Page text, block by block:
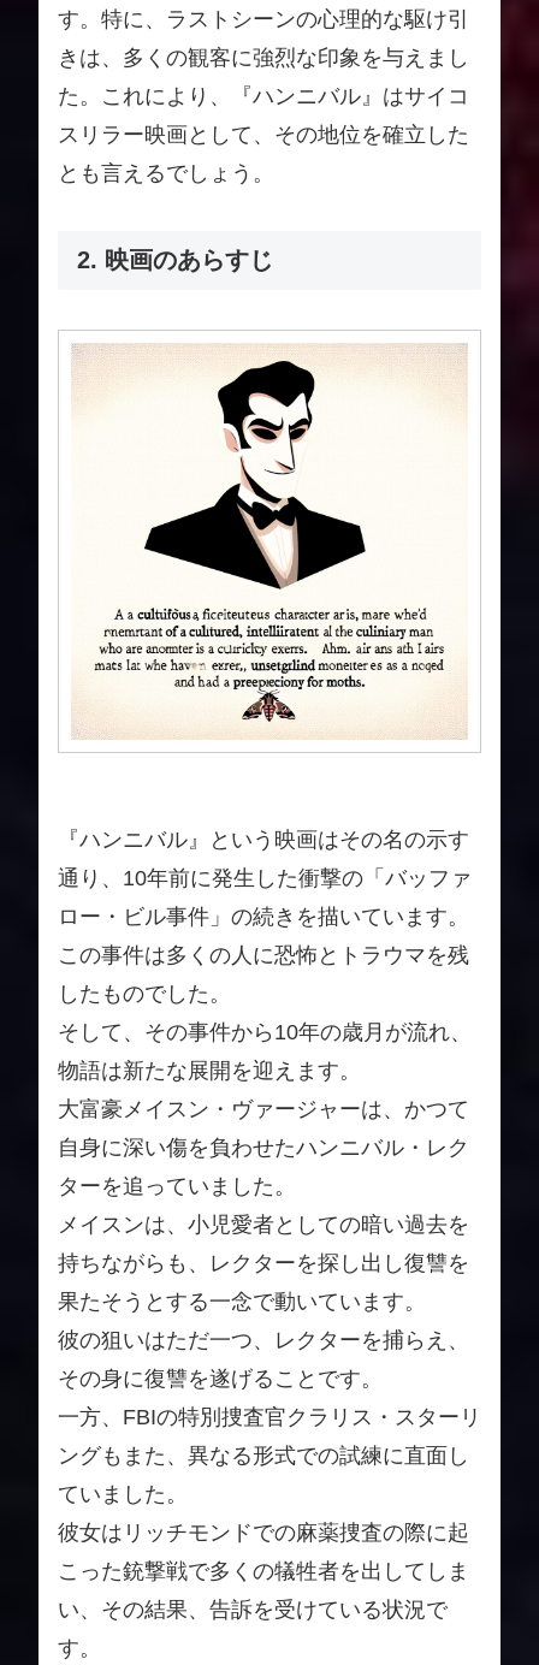
す。特に、ラストシーンの心理的な駆け引
きは、多くの観客に強烈な印象を与えまし
た。これにより、『ハンニバル』はサイコ
スリラー映画として、その地位を確立した
とも言えるでしょう。
2. 映画のあらすじ
『ハンニバル』という映画はその名の示す
通り、10年前に発生した衝撃の「バッファ
ロー・ビル事件」の続きを描いています。
この事件は多くの人に恐怖とトラウマを残
したものでした。
そして、その事件から10年の歳月が流れ、
物語は新たな展開を迎えます。
大富豪メイスン・ヴァージャーは、かつて
自身に深い傷を負わせたハンニバル・レク
ターを追っていました。
メイスンは、小児愛者としての暗い過去を
持ちながらも、レクターを探し出し復讐を
果たそうとする一念で動いています。
彼の狙いはただ一つ、レクターを捕らえ、
その身に復讐を遂げることです。
一方、FBIの特別捜査官クラリス・スターリ
ングもまた、異なる形式での試練に直面し
ていました。
彼女はリッチモンドでの麻薬捜査の際に起
こった銃撃戦で多くの犠牲者を出してしま
い、その結果、告訴を受けている状況で
す。